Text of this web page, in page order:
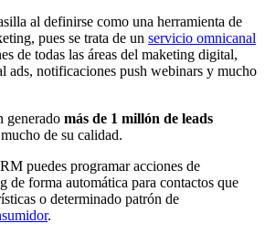
al definirse como una herramienta de
pues se trata de un servicio omnicanal
de todas las áreas del maketing digital,
ads, notificaciones push webinars y mucho
generado más de 1 millón de leads
de su calidad.
puedes programar acciones de
de forma automática para contactos que
o determinado patrón de
.